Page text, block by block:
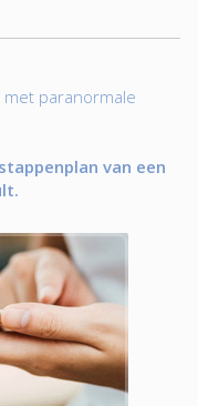
paranormale
van een